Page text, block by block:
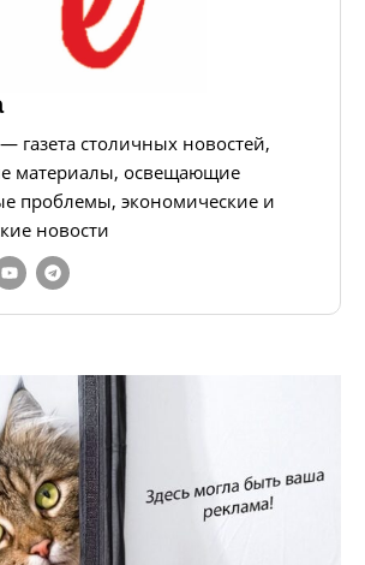
газета столичных новостей,
материалы, освещающие
проблемы, экономические и
новости